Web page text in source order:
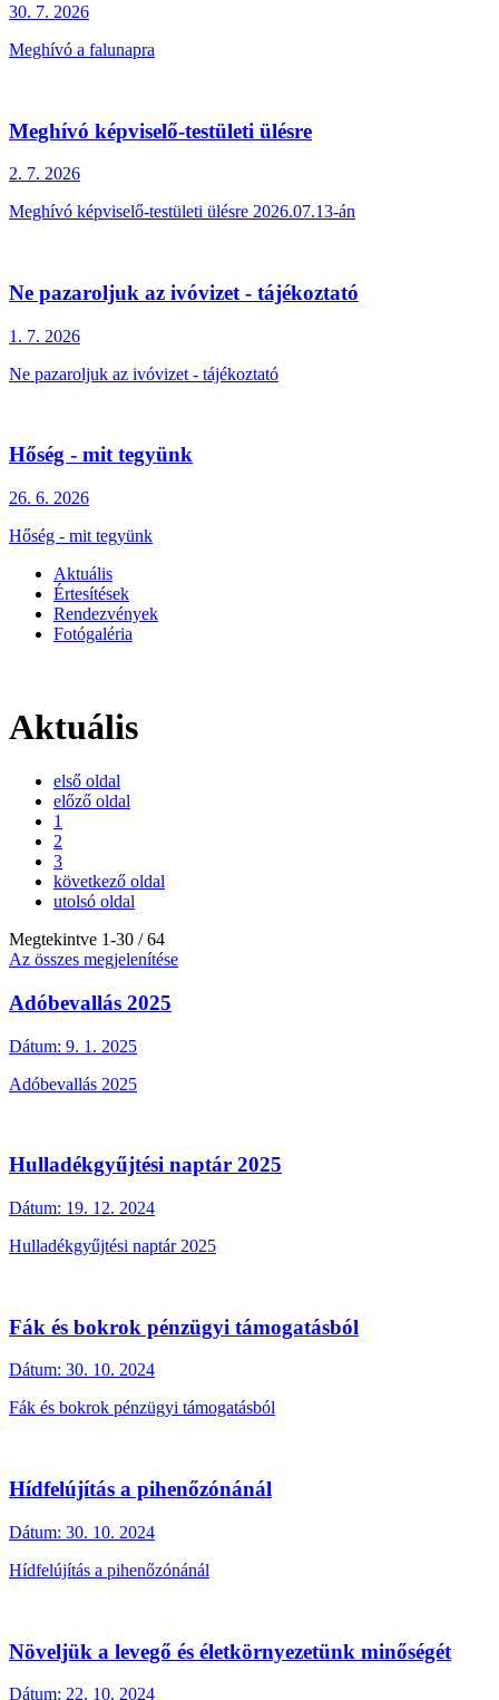
30. 7. 2026
Meghívó a falunapra
Meghívó képviselő-testületi ülésre
2. 7. 2026
Meghívó képviselő-testületi ülésre 2026.07.13-án
Ne pazaroljuk az ivóvizet - tájékoztató
1. 7. 2026
Ne pazaroljuk az ivóvizet - tájékoztató
Hőség - mit tegyünk
26. 6. 2026
Hőség - mit tegyünk
Aktuális
Értesítések
Rendezvények
Fotógaléria
Aktuális
első oldal
előző oldal
1
2
3
következő oldal
utolsó oldal
Megtekintve 1-30 / 64
Az összes megjelenítése
Adóbevallás 2025
Dátum: 9. 1. 2025
Adóbevallás 2025
Hulladékgyűjtési naptár 2025
Dátum: 19. 12. 2024
Hulladékgyűjtési naptár 2025
Fák és bokrok pénzügyi támogatásból
Dátum: 30. 10. 2024
Fák és bokrok pénzügyi támogatásból
Hídfelújítás a pihenőzónánál
Dátum: 30. 10. 2024
Hídfelújítás a pihenőzónánál
Növeljük a levegő és életkörnyezetünk minőségét
Dátum: 22. 10. 2024